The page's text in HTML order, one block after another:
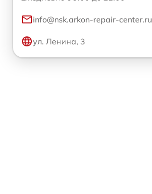
info@nsk.arkon-repair-center.ru
ул. Ленина, 3